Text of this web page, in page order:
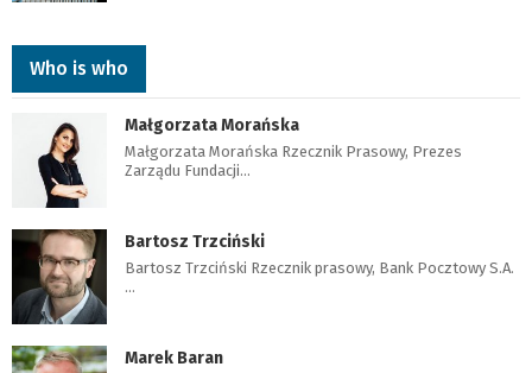
Who is who
Małgorzata Morańska
Małgorzata Morańska Rzecznik Prasowy, Prezes
Zarządu Fundacji…
Bartosz Trzciński
Bartosz Trzciński Rzecznik prasowy, Bank Pocztowy S.A.
…
Marek Baran